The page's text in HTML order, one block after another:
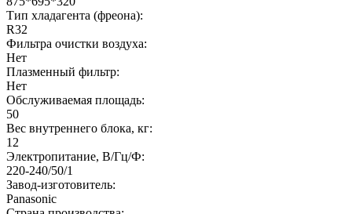
Тип хладагента (фреона):
R32
Фильтра очистки воздуха:
Нет
Плазменный фильтр:
Нет
Обслуживаемая площадь:
50
Вес внутреннего блока, кг:
12
Электропитание, В/Гц/Ф:
220-240/50/1
Завод-изготовитель:
Panasonic